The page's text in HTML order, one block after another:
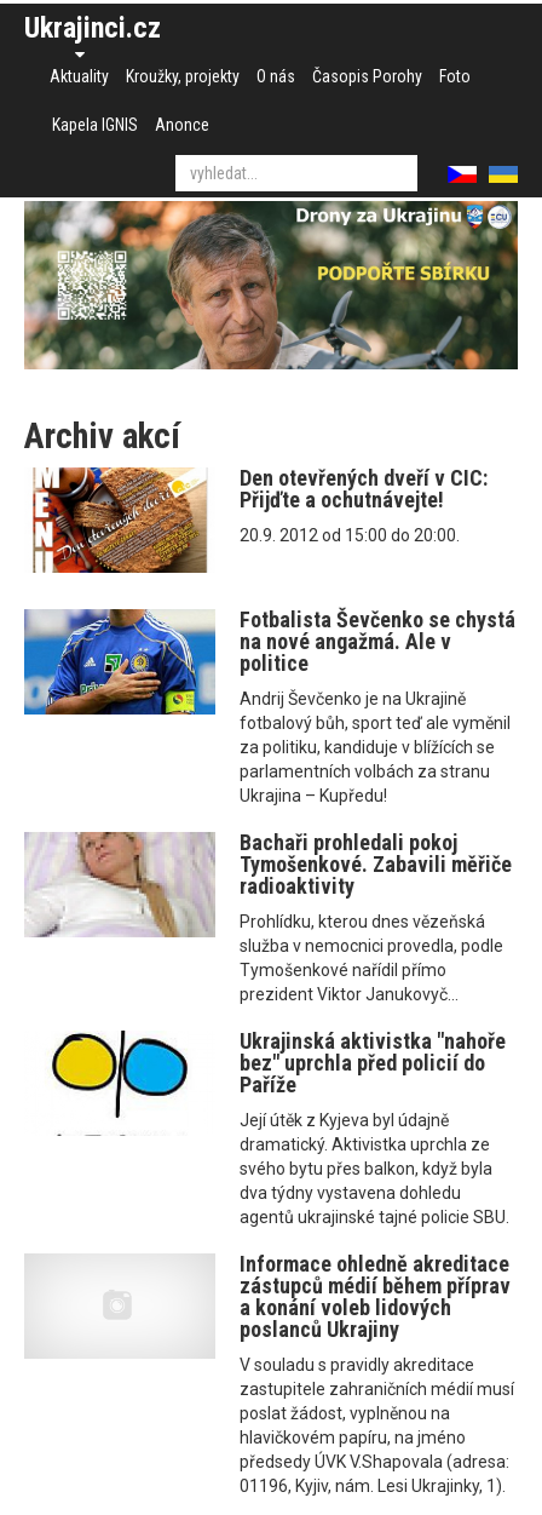
Ukrajinci.cz
Aktuality Kroužky, projekty O nás Časopis Porohy Foto
Kapela IGNIS Anonce
Archiv akcí
Den otevřených dveří v CIC:
Přijďte a ochutnávejte!
20.9. 2012 od 15:00 do 20:00.
Fotbalista Ševčenko se chystá
na nové angažmá. Ale v
politice
Andrij Ševčenko je na Ukrajině
fotbalový bůh, sport teď ale vyměnil
za politiku, kandiduje v blížících se
parlamentních volbách za stranu
Ukrajina – Kupředu!
Bachaři prohledali pokoj
Tymošenkové. Zabavili měřiče
radioaktivity
Prohlídku, kterou dnes vězeňská
služba v nemocnici provedla, podle
Tymošenkové nařídil přímo
prezident Viktor Janukovyč...
Ukrajinská aktivistka "nahoře
bez" uprchla před policií do
Paříže
Její útěk z Kyjeva byl údajně
dramatický. Aktivistka uprchla ze
svého bytu přes balkon, když byla
dva týdny vystavena dohledu
agentů ukrajinské tajné policie SBU.
Informace ohledně akreditace
zástupců médií během příprav
a konání voleb lidových
poslanců Ukrajiny
V souladu s pravidly akreditace
zastupitele zahraničních médií musí
poslat žádost, vyplněnou na
hlavičkovém papíru, na jméno
předsedy ÚVK V.Shapovala (adresa:
01196, Kyjiv, nám. Lesi Ukrajinky, 1).